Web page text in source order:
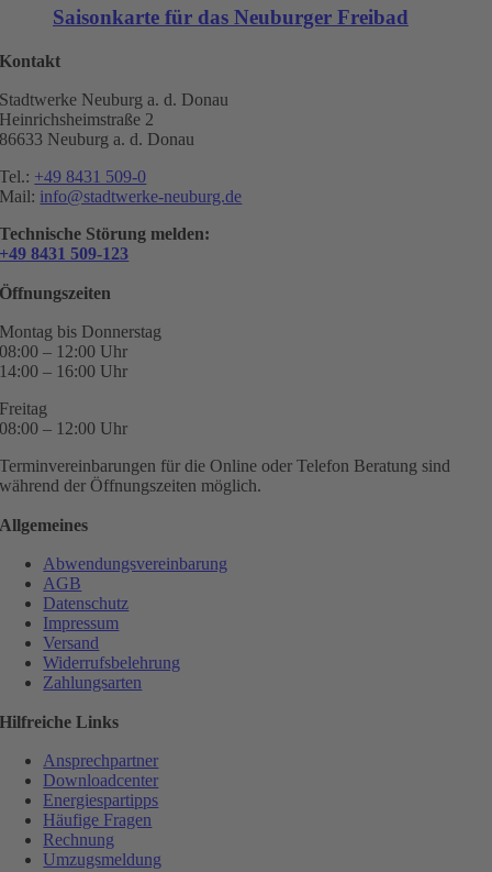
Saisonkarte für das Neuburger Freibad
Kontakt
Stadtwerke Neuburg a. d. Donau
Heinrichsheimstraße 2
86633 Neuburg a. d. Donau
Tel.: +49 8431 509-0
Mail: info@stadtwerke-neuburg.de
Technische Störung melden:
+49 8431 509-123
Öffnungszeiten
Montag bis Donnerstag
08:00 – 12:00 Uhr
14:00 – 16:00 Uhr
Freitag
08:00 – 12:00 Uhr
Terminvereinbarungen für die Online oder Telefon Beratung sind
während der Öffnungszeiten möglich.
Allgemeines
Abwendungsvereinbarung
AGB
Datenschutz
Impressum
Versand
Widerrufsbelehrung
Zahlungsarten
Hilfreiche Links
Ansprechpartner
Downloadcenter
Energiespartipps
Häufige Fragen
Rechnung
Umzugsmeldung